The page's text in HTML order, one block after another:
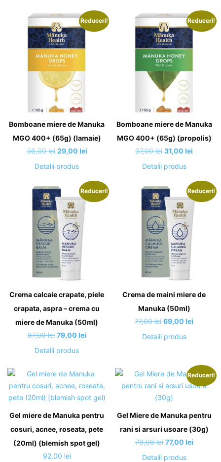
36,00 lei.
fost:
36,00 lei.
30,00
Reduceri!
Bomboane miere de Manuka
MGO 400+ (65g) (lamaie)
36,00lei Prețul
inițial
fost:
36,00 lei.
29,00 leiPrețul
29,00 lei.
Detalii produs
Reduceri!
Bomboane miere de Manuka
MGO 400+ (65g) (propolis)
37,00lei Prețul
inițial
fost:
37,00 lei.
31,00lei
31,00
Detalii produs
Reduceri!
Crema calcaie crapate, piele
crapata, aspra – crema cu
miere de Manuka (50ml)
87,00lei Prețul
inițial
fost:
79,00 leiPrețul
79,00 lei.
Detalii produs
Reduceri!
Crema de maini miere de
Manuka (50ml)
77,00lei Prețul
inițial
77,00 lei.
69,00lei
Detalii produs
Gel miere de Manuka pentru
cosuri, acnee, roseata, pete
(20ml) (blemish spot gel)
92,00 lei
Reduceri!
Gel Miere de Manuka pentru
rani si arsuri usoare (30g)
78,00lei Prețul
inițial
77,00 leiPrețul
Detalii produs